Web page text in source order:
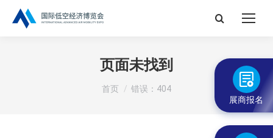
搜
页面未找到
您在这里：
首页 错误：404
展商报名